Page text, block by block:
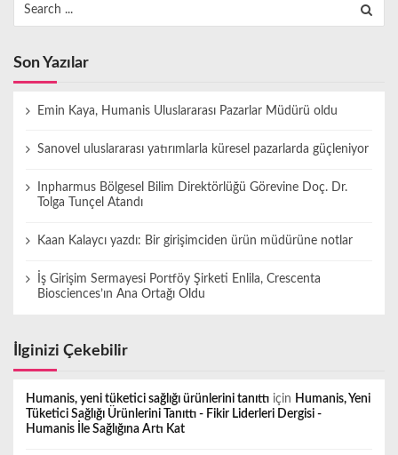
for:
Son Yazılar
Emin Kaya, Humanis Uluslararası Pazarlar Müdürü oldu
Sanovel uluslararası yatırımlarla küresel pazarlarda güçleniyor
Inpharmus Bölgesel Bilim Direktörlüğü Görevine Doç. Dr.
Tolga Tunçel Atandı
Kaan Kalaycı yazdı: Bir girişimciden ürün müdürüne notlar
İş Girişim Sermayesi Portföy Şirketi Enlila, Crescenta
Biosciences’ın Ana Ortağı Oldu
İlginizi Çekebilir
Humanis, yeni tüketici sağlığı ürünlerini tanıttı için Humanis, Yeni
Tüketici Sağlığı Ürünlerini Tanıttı - Fikir Liderleri Dergisi -
Humanis İle Sağlığına Artı Kat